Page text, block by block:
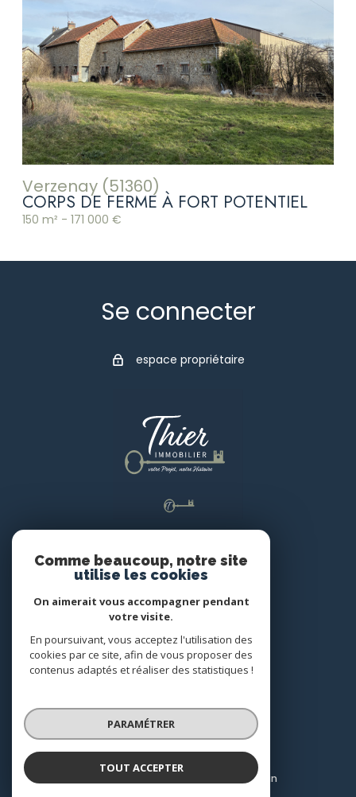
Verzenay (51360)
CORPS DE FERME À FORT POTENTIEL
150 m² - 171 000 €
Se connecter
espace propriétaire
Adhérents
Traduction powered by Google
Nos honoraires
Plan du site
Admin
Comme beaucoup, notre site
utilise les cookies
On aimerait vous accompagner pendant
votre visite.
En poursuivant, vous acceptez l'utilisation des
cookies par ce site, afin de vous proposer des
contenus adaptés et réaliser des statistiques !
PARAMÉTRER
TOUT ACCEPTER